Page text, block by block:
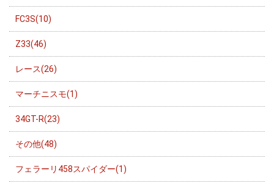
FC3S(10)
Z33(46)
レース(26)
マーチニスモ(1)
34GT-R(23)
その他(48)
フェラーリ458スパイダー(1)